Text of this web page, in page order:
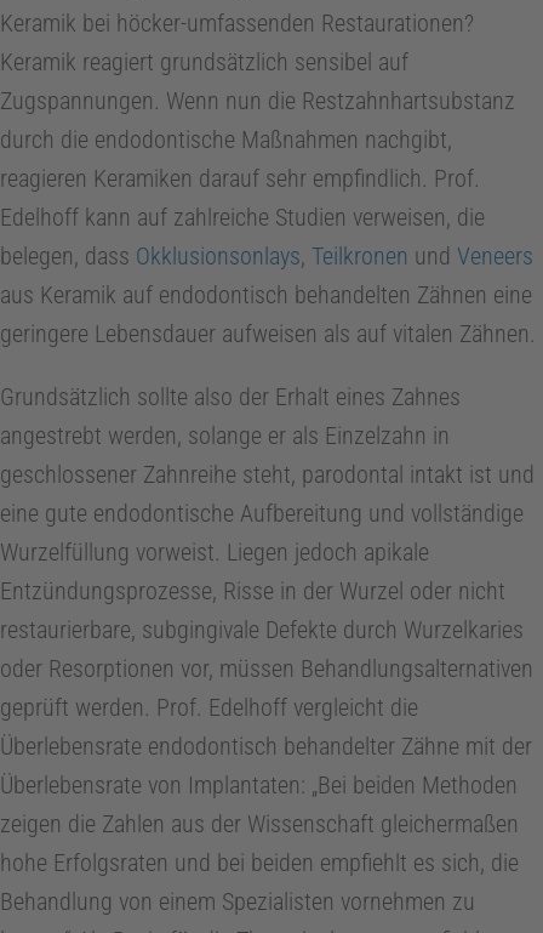
Keramik bei höcker-umfassenden Restaurationen?
Keramik reagiert grundsätzlich sensibel auf
Zugspannungen. Wenn nun die Restzahnhartsubstanz
durch die endodontische Maßnahmen nachgibt,
reagieren Keramiken darauf sehr empfindlich. Prof.
Edelhoff kann auf zahlreiche Studien verweisen, die
belegen, dass Okklusionsonlays, Teilkronen und Veneers
aus Keramik auf endodontisch behandelten Zähnen eine
geringere Lebensdauer aufweisen als auf vitalen Zähnen.
Grundsätzlich sollte also der Erhalt eines Zahnes
angestrebt werden, solange er als Einzelzahn in
geschlossener Zahnreihe steht, parodontal intakt ist und
eine gute endodontische Aufbereitung und vollständige
Wurzelfüllung vorweist. Liegen jedoch apikale
Entzündungsprozesse, Risse in der Wurzel oder nicht
restaurierbare, subgingivale Defekte durch Wurzelkaries
oder Resorptionen vor, müssen Behandlungsalternativen
geprüft werden. Prof. Edelhoff vergleicht die
Überlebensrate endodontisch behandelter Zähne mit der
Überlebensrate von Implantaten: „Bei beiden Methoden
zeigen die Zahlen aus der Wissenschaft gleichermaßen
hohe Erfolgsraten und bei beiden empfiehlt es sich, die
Behandlung von einem Spezialisten vornehmen zu